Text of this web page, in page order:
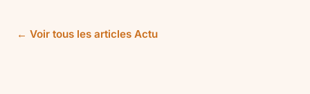
← Voir tous les articles Actu